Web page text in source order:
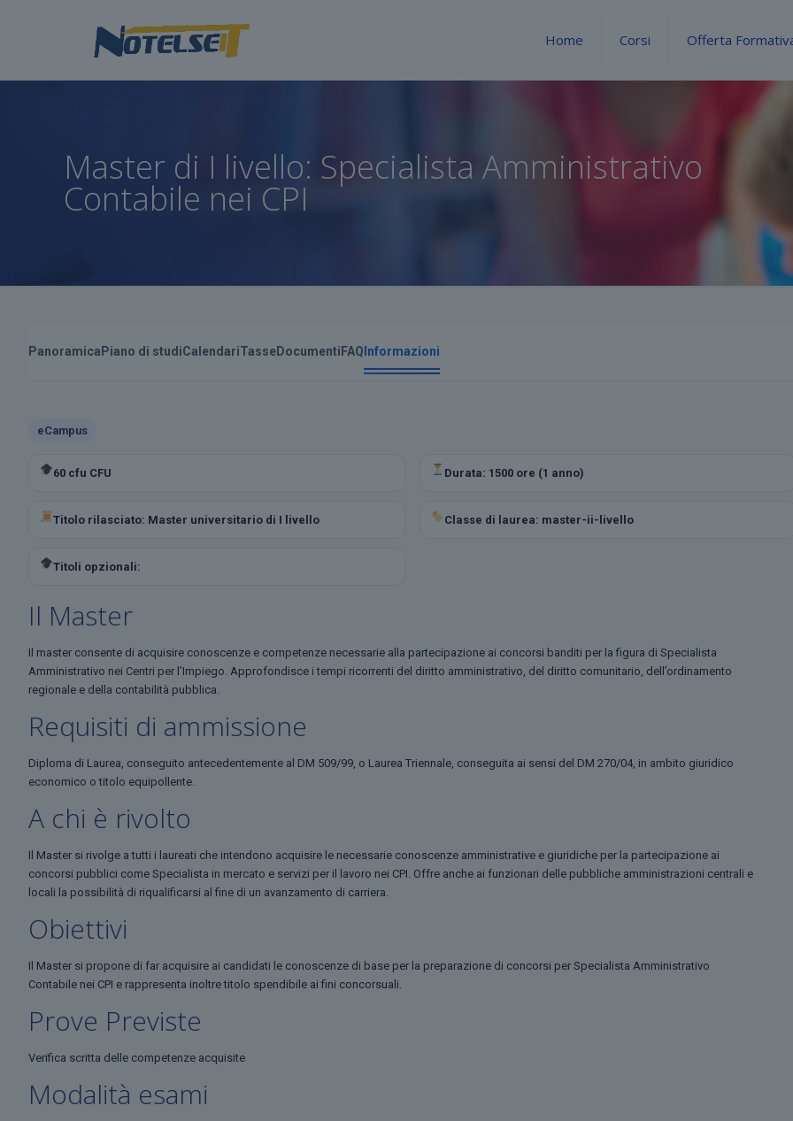
Home Corsi Offerta
Master di I livello: Specialista Amministrativo
Contabile nei CPI
Panoramica Piano di studiCalendariTasseDocumenti FAQ Informazioni
eCampus
60 cfu CFU Durata: 1500 ore (1 anno)
Titolo rilasciato: Master universitario di I livello Classe di laurea: master-ii-livello
Titoli opzionali:
Il Master
Il master consente di acquisire conoscenze e competenze necessarie alla partecipazione ai concorsi banditi per la figura di Specialista
Amministrativo nei Centri per l’Impiego. Approfondisce i tempi ricorrenti del diritto amministrativo, del diritto comunitario, dell’ordinamento
regionale e della contabilità pubblica.
Requisiti di ammissione
Diploma di Laurea, conseguito antecedentemente al DM 509/99, o Laurea Triennale, conseguita ai sensi del DM 270/04, in ambito giuridico
economico o titolo equipollente.
A chi è rivolto
Il Master si rivolge a tutti i laureati che intendono acquisire le necessarie conoscenze amministrative e giuridiche per la partecipazione ai
concorsi pubblici come Specialista in mercato e servizi per il lavoro nei CPI. Offre anche ai funzionari delle pubbliche amministrazioni centrali e
locali la possibilità di riqualificarsi al fine di un avanzamento di carriera.
Obiettivi
Il Master si propone di far acquisire ai candidati le conoscenze di base per la preparazione di concorsi per Specialista Amministrativo
Contabile nei CPI e rappresenta inoltre titolo spendibile ai fini concorsuali.
Prove Previste
Verifica scritta delle competenze acquisite
Modalità esami